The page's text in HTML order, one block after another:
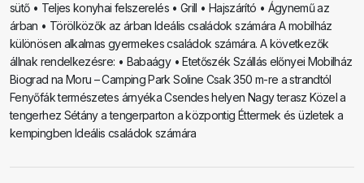
sütő • Teljes konyhai felszerelés • Grill • Hajszárító • Ágynemű az
árban • Törölközők az árban Ideális családok számára A mobilház
különösen alkalmas gyermekes családok számára. A következők
állnak rendelkezésre: • Babaágy • Etetőszék Szállás előnyei Mobilház
Biograd na Moru – Camping Park Soline Csak 350 m-re a strandtól
Fenyőfák természetes árnyéka Csendes helyen Nagy terasz Közel a
tengerhez Sétány a tengerparton a központig Éttermek és üzletek a
kempingben Ideális családok számára